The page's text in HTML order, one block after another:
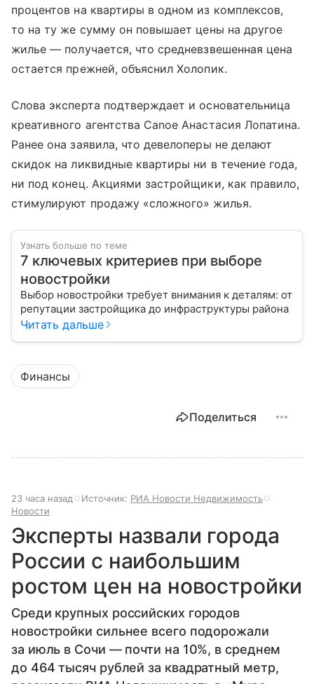
процентов на квартиры в одном из комплексов,
то на ту же сумму он повышает цены на другое
жилье — получается, что средневзвешенная цена
остается прежней, объяснил Холопик.
Слова эксперта подтверждает и основательница
креативного агентства Canoe Анастасия Лопатина.
Ранее она заявила, что девелоперы не делают
скидок на ликвидные квартиры ни в течение года,
ни под конец. Акциями застройщики, как правило,
стимулируют продажу «сложного» жилья.
Узнать больше по теме
7 ключевых критериев при выборе
новостройки
Выбор новостройки требует внимания к деталям: от
репутации застройщика до инфраструктуры района
Читать дальше
Финансы
Поделиться
23 часа назад Источник: РИА Новости Недвижимость
Новости
Эксперты назвали города
России с наибольшим
ростом цен на новостройки
Среди крупных российских городов
новостройки сильнее всего подорожали
за июль в Сочи — почти на 10%, в среднем
до 464 тысяч рублей за квадратный метр,